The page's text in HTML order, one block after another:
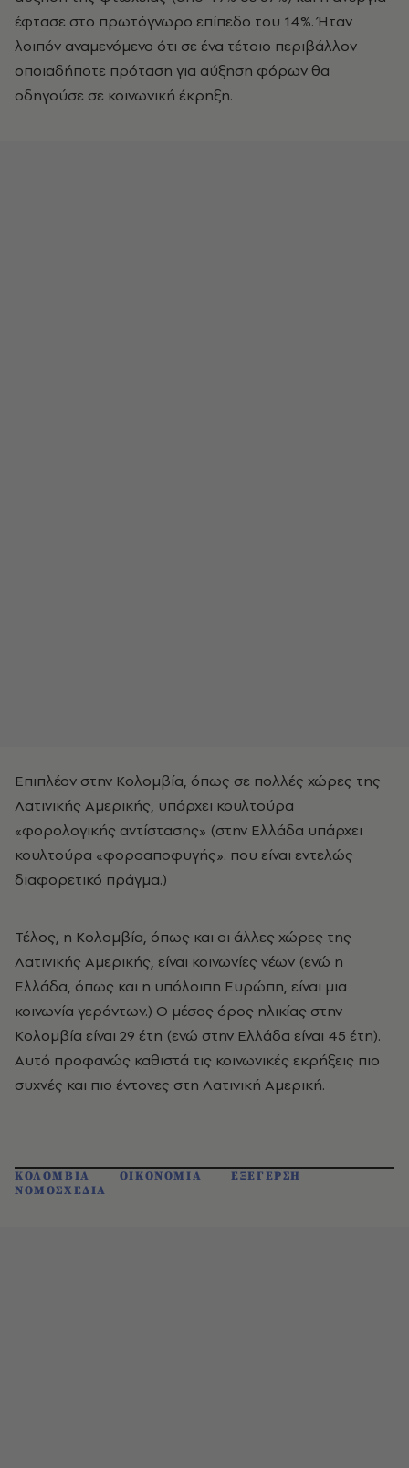
έφτασε στο πρωτόγνωρο επίπεδο του 14%. Ήταν
λοιπόν αναμενόμενο ότι σε ένα τέτοιο περιβάλλον
οποιαδήποτε πρόταση για αύξηση φόρων θα
οδηγούσε σε κοινωνική έκρηξη.
Επιπλέον στην Κολομβία, όπως σε πολλές χώρες της
Λατινικής Αμερικής, υπάρχει κουλτούρα
«φορολογικής αντίστασης» (στην Ελλάδα υπάρχει
κουλτούρα «φοροαποφυγής». που είναι εντελώς
διαφορετικό πράγμα.)
Τέλος, η Κολομβία, όπως και οι άλλες χώρες της
Λατινικής Αμερικής, είναι κοινωνίες νέων (ενώ η
Ελλάδα, όπως και η υπόλοιπη Ευρώπη, είναι μια
κοινωνία γερόντων.) Ο μέσος όρος ηλικίας στην
Κολομβία είναι 29 έτη (ενώ στην Ελλάδα είναι 45 έτη).
Αυτό προφανώς καθιστά τις κοινωνικές εκρήξεις πιο
συχνές και πιο έντονες στη Λατινική Αμερική.
ΚΟΛΟΜΒΙΑ ΟΙΚΟΝΟΜΙΑ
ΕΞΕΓΕΡΣΗ
ΝΟΜΟΣΧΕΔΙΑ